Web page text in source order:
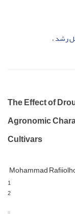
رشد
The Effect of
Agronomic
Cultivars
Mohammad
1
2